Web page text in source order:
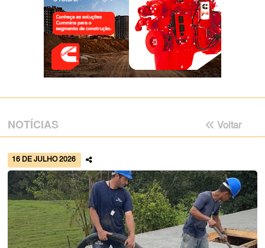
NOTÍCIAS Voltar
16 DE JULHO 2026